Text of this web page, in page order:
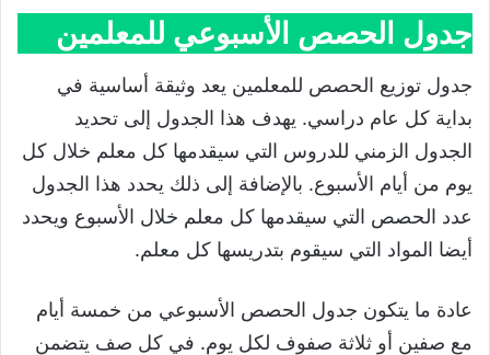
جدول الحصص الأسبوعي للمعلمين
جدول توزيع الحصص للمعلمين يعد وثيقة أساسية في
بداية كل عام دراسي. يهدف هذا الجدول إلى تحديد
الجدول الزمني للدروس التي سيقدمها كل معلم خلال كل
يوم من أيام الأسبوع. بالإضافة إلى ذلك يحدد هذا الجدول
عدد الحصص التي سيقدمها كل معلم خلال الأسبوع ويحدد
أيضا المواد التي سيقوم بتدريسها كل معلم.
عادة ما يتكون جدول الحصص الأسبوعي من خمسة أيام
مع صفين أو ثلاثة صفوف لكل يوم. في كل صف يتضمن